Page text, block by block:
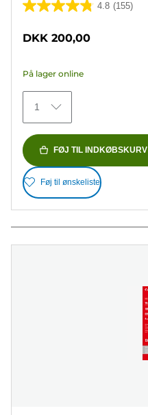
4.8 (155)
4.8
af
stjerner.
155
anmeldelser
DKK 200,00
På lager online
1
FØJ TIL INDKØBSKURV
Føj til ønskeliste